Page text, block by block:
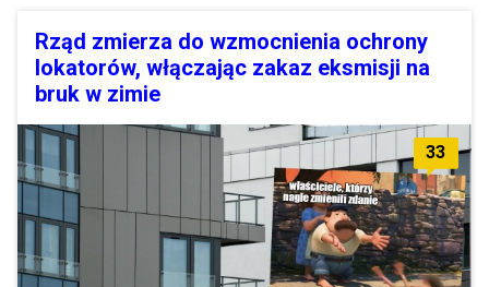
Rząd zmierza do wzmocnienia ochrony
lokatorów, włączając zakaz eksmisji na
bruk w zimie
33